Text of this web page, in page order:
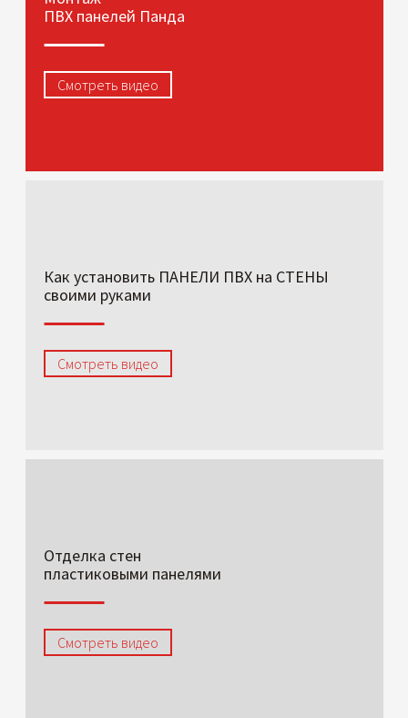
ПВХ панелей Панда
Смотреть видео
Как установить ПАНЕЛИ ПВХ на СТЕНЫ
своими руками
Смотреть видео
Отделка стен
пластиковыми панелями
Смотреть видео